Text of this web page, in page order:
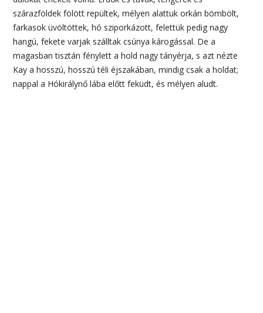
szárazföldek fölött repültek, mélyen alattuk orkán bömbölt,
farkasok üvöltöttek, hó sziporkázott, felettük pedig nagy
hangú, fekete varjak szálltak csúnya károgással. De a
magasban tisztán fénylett a hold nagy tányérja, s azt nézte
Kay a hosszú, hosszú téli éjszakában, mindig csak a holdat;
nappal a Hókirálynő lába előtt feküdt, és mélyen aludt.